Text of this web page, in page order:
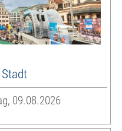
09.08.2026